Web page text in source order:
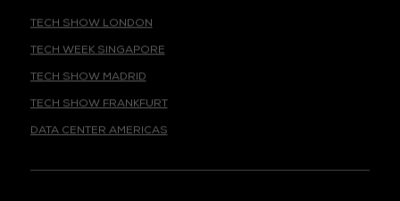
TECH WEEK SINGAPORE
TECH SHOW MADRID
TECH SHOW FRANKFURT
DATA CENTER AMERICAS